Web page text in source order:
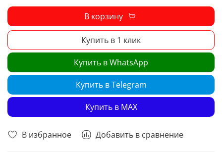
В избранное Добавить в сравнение
В корзину
Купить в 1 клик
Купить в WhatsApp
Купить в Telegram
Купить в MAX